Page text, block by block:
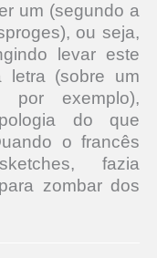
um (segundo a
ou seja,
levar este
letra (sobre um
exemplo),
do que
o francês
fazia
zombar dos